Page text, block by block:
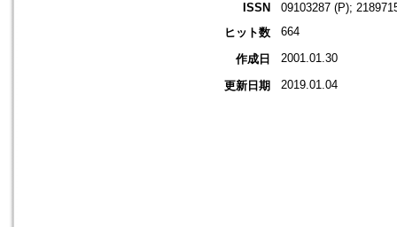
ISSN
09103287 (P);
ヒット数
664
作成日 2001.01.30
更新日期 2019.01.04